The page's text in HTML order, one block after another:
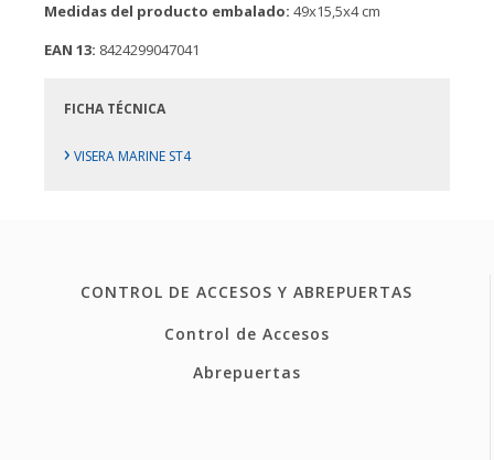
Medidas del producto embalado: 49x15,5x4 cm
EAN 13: 8424299047041
FICHA TÉCNICA
› VISERA MARINE ST4
CONTROL DE ACCESOS Y ABREPUERTAS
Control de Accesos
Abrepuertas